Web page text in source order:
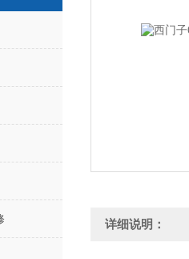
详细说明：